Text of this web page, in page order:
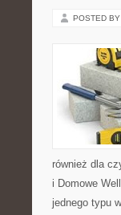
POSTED BY
również dla
i Domowe
jednego typu